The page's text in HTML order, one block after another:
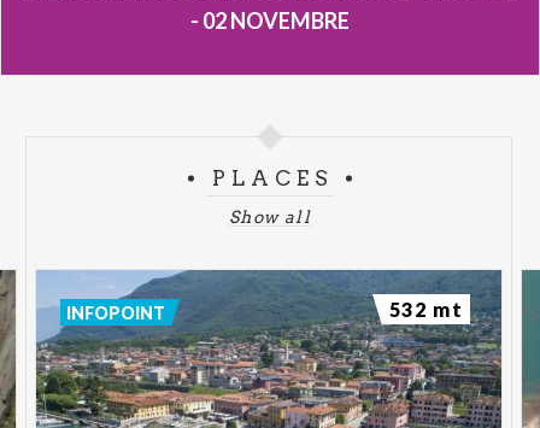
- 02 NOVEMBRE
PLACES
Show all
INFOPOINT 532 mt